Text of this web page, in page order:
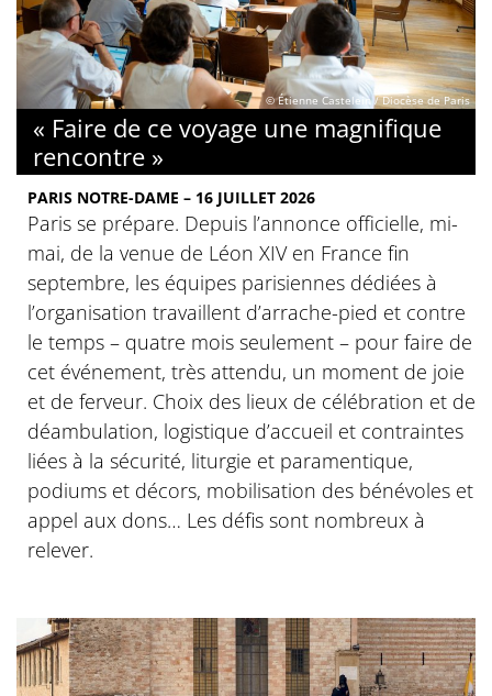
© Étienne Castelein / Diocèse de Paris
« Faire de ce voyage une magnifique
rencontre »
PARIS NOTRE-DAME – 16 JUILLET 2026
Paris se prépare. Depuis l’annonce officielle, mi-
mai, de la venue de Léon XIV en France fin
septembre, les équipes parisiennes dédiées à
l’organisation travaillent d’arrache-pied et contre
le temps – quatre mois seulement – pour faire de
cet événement, très attendu, un moment de joie
et de ferveur. Choix des lieux de célébration et de
déambulation, logistique d’accueil et contraintes
liées à la sécurité, liturgie et paramentique,
podiums et décors, mobilisation des bénévoles et
appel aux dons… Les défis sont nombreux à
relever.